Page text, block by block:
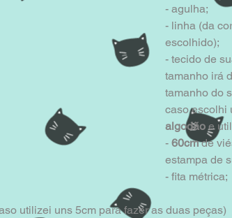
- agulha;
- linha (da
escolhido);
- tecido de
tamanho irá
tamanho do
caso escolhi
algodão e
- 60cm de
estampa de
- fita métrica;
utilizei uns 5cm para fazer as duas peças)